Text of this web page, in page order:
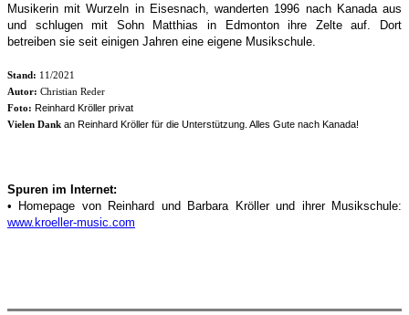
Musikerin mit Wurzeln in Eisesnach, wanderten 1996 nach Kanada aus
und schlugen mit Sohn Matthias in Edmonton ihre Zelte auf. Dort
betreiben sie seit einigen Jahren eine eigene Musikschule.
Stand: 11/2021
Autor: Christian Reder
Foto: Reinhard Kröller privat
Vielen Dank an Reinhard Kröller für die Unterstützung. Alles Gute nach Kanada!
Spuren im Internet:
• Homepage von Reinhard und Barbara Kröller und ihrer Musikschule:
www.kroeller-music.com